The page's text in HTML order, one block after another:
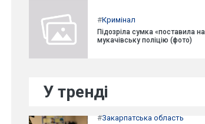
#Кримінал
Підозріла сумка «поставила
мукачівську поліцію (фото)
У тренді
#Закарпатська область